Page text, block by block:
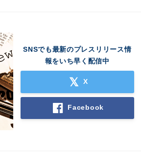
SNSでも最新のプレスリリース情
報をいち早く配信中
X
Facebook